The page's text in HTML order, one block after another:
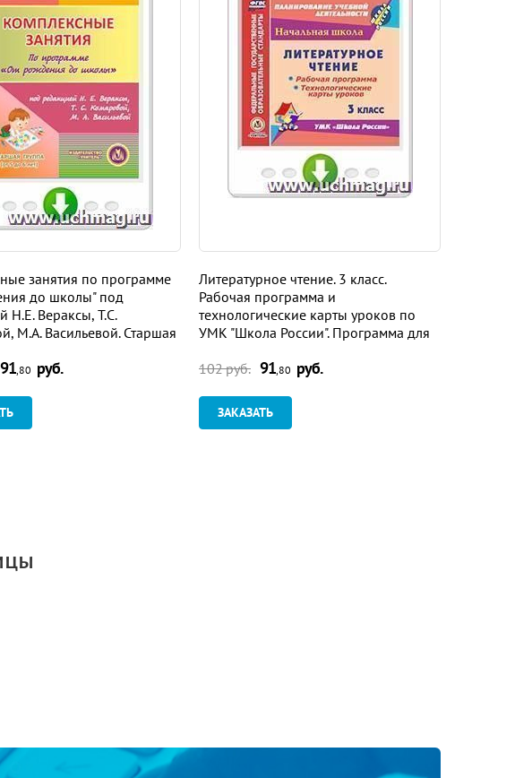
занятия по программе
до школы" под
Н.Е. Вераксы, Т.С.
М.А. Васильевой. Старшая
91 ,80 руб.
Литературное чтение. 3 класс.
Рабочая программа и
технологические карты уроков по
УМК "Школа России". Программа для
102 руб. 91 ,80 руб.
ЗАКАЗАТЬ